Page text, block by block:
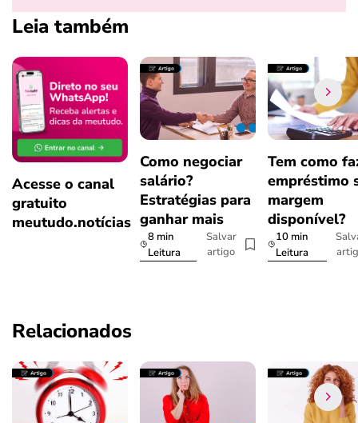
Leia também
Acesse o canal
gratuito
meutudo.notícias
Como negociar
salário?
Estratégias para
ganhar mais
8 min
Leitura
Salvar
artigo
Tem como
empréstimo
margem
disponível?
10 min
Leitura
Relacionados